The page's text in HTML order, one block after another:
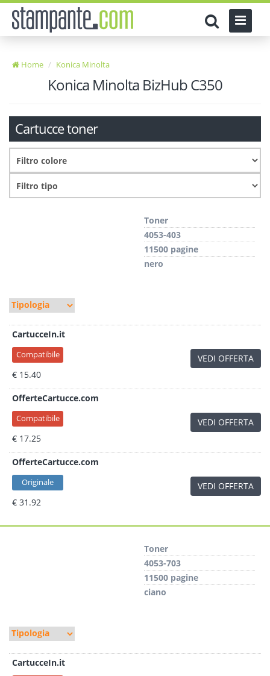
Home Konica Minolta
Konica Minolta BizHub C350
Cartucce toner
Toner
4053-403
11500 pagine
nero
CartucceIn.it
Compatibile
€ 15.40
VEDI OFFERTA
OfferteCartucce.com
Compatibile
€ 17.25
VEDI OFFERTA
OfferteCartucce.com
Originale
€ 31.92
VEDI OFFERTA
Toner
4053-703
11500 pagine
ciano
CartucceIn.it